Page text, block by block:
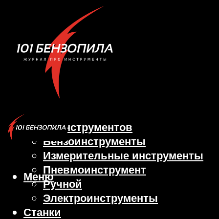
Виды инструментов
Бензоинструменты
Измерительные инструменты
Пневмоинструмент
Ручной
Электроинструменты
Станки
Меню